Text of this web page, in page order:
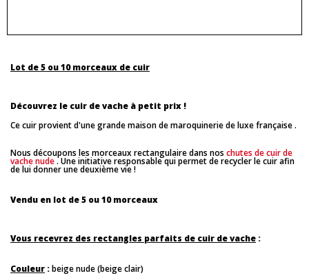
Lot de 5 ou 10 morceaux de cuir
Découvrez le cuir de vache à petit prix !
Ce cuir provient d'une grande maison de maroquinerie de luxe française .
Nous découpons les morceaux rectangulaire dans nos chutes de cuir de
vache nude. Une initiative responsable qui permet de recycler le cuir afin
de lui donner une deuxième vie !
Vendu en lot de 5 ou 10 morceaux
Vous recevrez des rectangles parfaits de cuir de vache :
Couleur :beige nude (beige clair)